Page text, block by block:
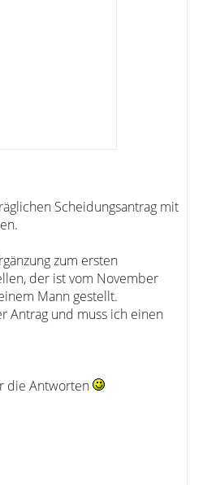
Scheidungsantrag mit
zum ersten
der ist vom November
Mann gestellt.
Antrag und muss ich einen
die Antworten